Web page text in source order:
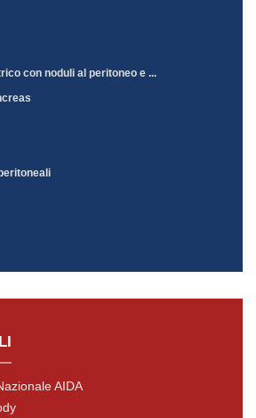
con noduli al peritoneo e ...
AIDA